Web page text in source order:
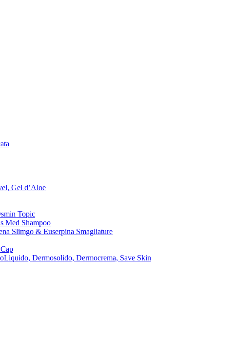
Gel d’Aloe
Topic
Med Shampoo
Slimgo & Euserpina Smagliature
Dermosolido, Dermocrema, Save Skin